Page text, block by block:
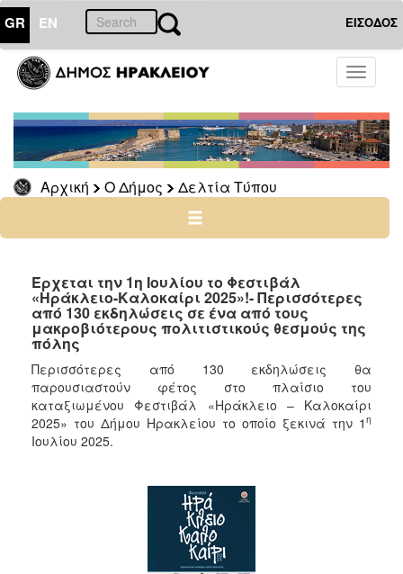
GR EN ΕΙΣΟΔΟΣ
Toggle
Αρχική Ο Δήμος Δελτία Τύπου
ΔΗΜΟΣ
Δελτία
Τύπου
Αρχείο
ΠΟΛΙΤΙΣΜΟΣ
ΑΝΘΕΚΤΙΚΗ
ΠΟΛΗ
Έρχεται την 1η Ιουλίου το Φεστιβάλ
«Ηράκλειο-Καλοκαίρι 2025»!- Περισσότερες
από 130 εκδηλώσεις σε ένα από τους
μακροβιότερους πολιτιστικούς θεσμούς της
πόλης
Περισσότερες από 130 εκδηλώσεις θα
παρουσιαστούν φέτος στο πλαίσιο του
καταξιωμένου Φεστιβάλ «Ηράκλειο – Καλοκαίρι
2025» του Δήμου Ηρακλείου το οποίο ξεκινά την 1 η
Ιουλίου 2025.